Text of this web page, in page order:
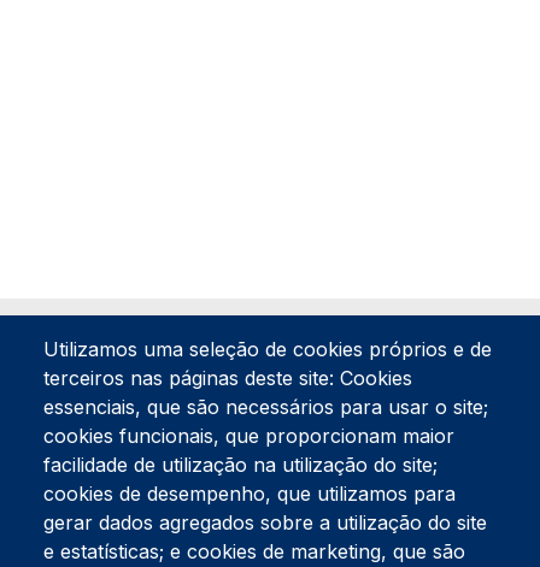
Tel:234 390 100 Fax:234 390 100
Endereço Postal
Apartado 42
Utilizamos uma seleção de cookies próprios e de
terceiros nas páginas deste site: Cookies
essenciais, que são necessários para usar o site;
cookies funcionais, que proporcionam maior
facilidade de utilização na utilização do site;
cookies de desempenho, que utilizamos para
gerar dados agregados sobre a utilização do site
e estatísticas; e cookies de marketing, que são